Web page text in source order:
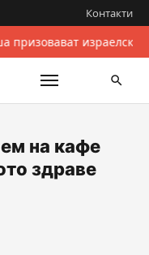
Контакти
призовават
на кафе
здраве